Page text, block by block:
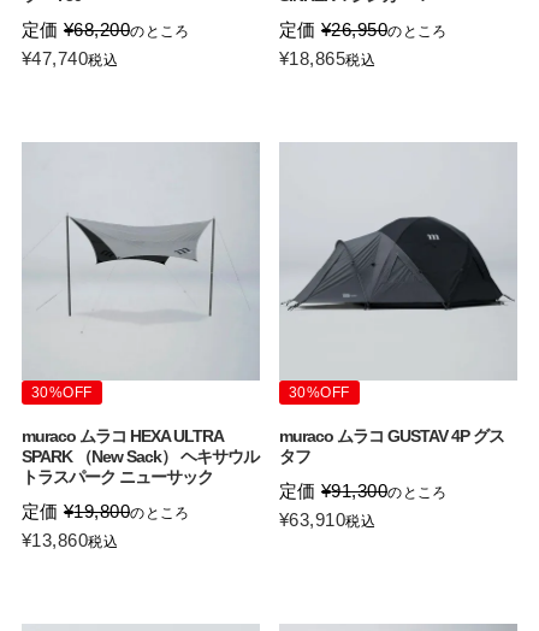
定価 ¥68,200のところ
¥47,740税込
定価 ¥26,950のところ
¥18,865税込
30%OFF
muraco ムラコ HEXA ULTRA
SPARK （New Sack） ヘキサウル
トラスパーク ニューサック
定価 ¥19,800のところ
¥13,860税込
30%OFF
muraco ムラコ GUSTAV 4P グス
タフ
定価 ¥91,300のところ
¥63,910税込